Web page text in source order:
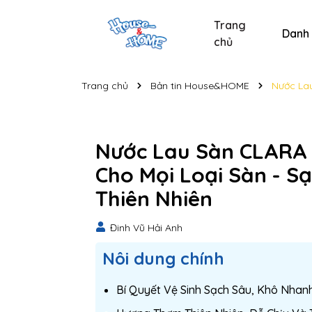
Trang
chủ
Trang chủ Bản tin House&HOME Nước
Nước Lau Sàn
Cho Mọi Loại Sàn -
Thiên Nhiên
Đinh Vũ Hải Anh
Nôi dung chính
Bí Quyết Vệ Sinh Sạch Sâu, Khô